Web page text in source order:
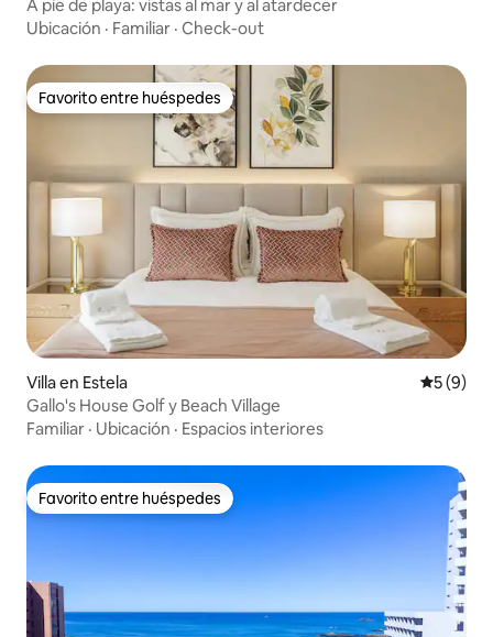
A pie de playa: vistas al mar y al atardecer
Ubicación · Familiar · Check-out
Favorito entre huéspedes
Favorito entre huéspedes
Villa en Estela
5 (9)
Gallo's House Golf y Beach Village
Familiar · Ubicación · Espacios interiores
Favorito entre huéspedes
Favorito entre huéspedes